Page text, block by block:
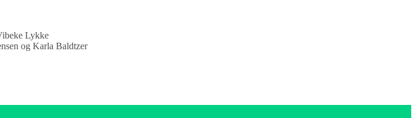
Lykke
og Karla Baldtzer